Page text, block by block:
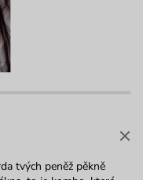
tvých peněž pěkně